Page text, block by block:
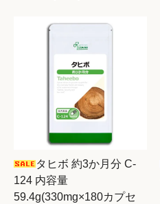
タヒボ 約3か月分 C-
124 内容量
59.4g(330mg×180カプセ